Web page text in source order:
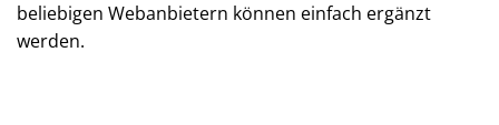
beliebigen Webanbietern können einfach ergänzt
werden.